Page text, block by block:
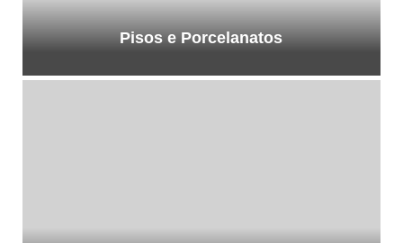
Pisos e Porcelanatos